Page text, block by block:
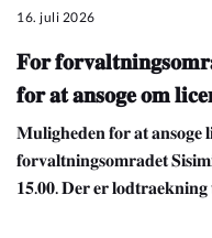
16. juli 2026
𝐅𝐨𝐫
𝐟𝐨𝐫 𝐚𝐭 𝐚𝐧𝐬𝐨𝐠𝐞 𝐨𝐦
𝐌𝐮𝐥𝐢𝐠𝐡𝐞𝐝𝐞𝐧 𝐟𝐨𝐫 𝐚𝐭 𝐚𝐧𝐬𝐨𝐠𝐞
𝐟𝐨𝐫𝐯𝐚𝐥𝐭𝐧𝐢𝐧𝐠𝐬𝐨𝐦𝐫𝐚𝐝𝐞𝐭
𝟏𝟓.𝟎𝟎. 𝐃𝐞𝐫 𝐞𝐫 𝐥𝐨𝐝𝐭𝐫𝐚𝐞𝐤𝐧𝐢𝐧𝐠